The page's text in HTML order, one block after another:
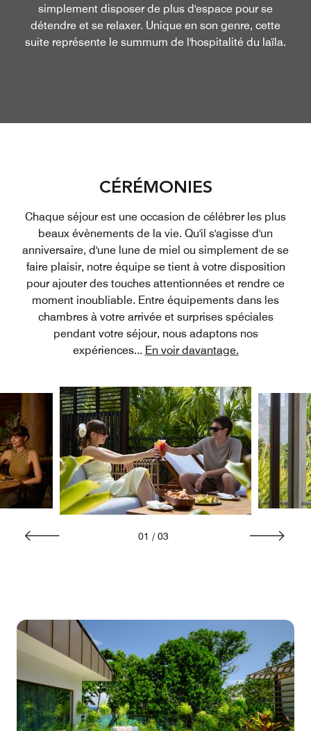
simplement disposer de plus d'espace pour se
détendre et se relaxer. Unique en son genre, cette
suite représente le summum de l'hospitalité du laïla.
CÉRÉMONIES
Chaque séjour est une occasion de célébrer les plus
beaux évènements de la vie. Qu'il s'agisse d'un
anniversaire, d'une lune de miel ou simplement de se
faire plaisir, notre équipe se tient à votre disposition
pour ajouter des touches attentionnées et rendre ce
moment inoubliable. Entre équipements dans les
chambres à votre arrivée et surprises spéciales
pendant votre séjour, nous adaptons nos
expériences... En voir davantage.
01 / 03